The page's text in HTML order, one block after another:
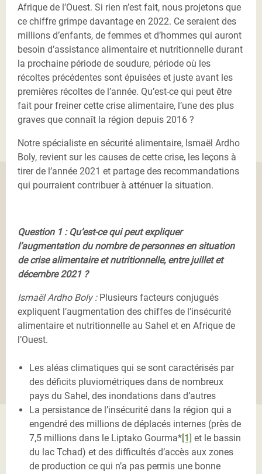
Afrique de l’Ouest. Si rien n’est fait, nous projetons que
ce chiffre grimpe davantage en 2022. Ce seraient des
millions d’enfants, de femmes et d’hommes qui auront
besoin d’assistance alimentaire et nutritionnelle durant
la prochaine période de soudure, période où les
récoltes précédentes sont épuisées et juste avant les
premières récoltes de l’année. Qu’est-ce qui peut être
fait pour freiner cette crise alimentaire, l’une des plus
graves que connaît la région depuis 2016 ?
Notre spécialiste en sécurité alimentaire, Ismaël Ardho
Boly, revient sur les causes de cette crise, les leçons à
tirer de l’année 2021 et partage des recommandations
qui pourraient contribuer à atténuer la situation.
Question 1 : Qu’est-ce qui peut expliquer
l’augmentation du nombre de personnes en situation
de crise alimentaire et nutritionnelle, entre juillet et
décembre 2021 ?
Ismaël Ardho Boly :Plusieurs facteurs conjugués
expliquent l’augmentation des chiffes de l’insécurité
alimentaire et nutritionnelle au Sahel et en Afrique de
l’Ouest.
Les aléas climatiques qui se sont caractérisés par
des déficits pluviométriques dans de nombreux
pays du Sahel, des inondations dans d’autres
La persistance de l’insécurité dans la région qui a
engendré des millions de déplacés internes (près de
7,5 millions dans le Liptako Gourma*[1] et le bassin
du lac Tchad) et des difficultés d’accès aux zones
de production ce qui n’a pas permis une bonne